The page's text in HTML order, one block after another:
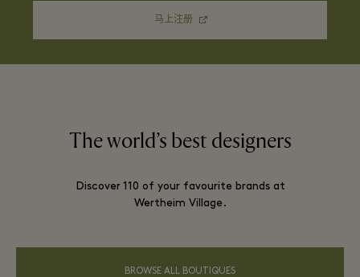
马上注册
The world’s best designers
Discover 110 of your favourite brands at
Wertheim Village.
BROWSE ALL BOUTIQUES